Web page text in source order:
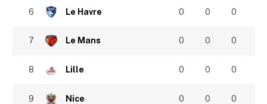
6 Le Havre 0 0 0
7 Le Mans 0 0 0
8 Lille 0 0 0
9 Nice 0 0 0